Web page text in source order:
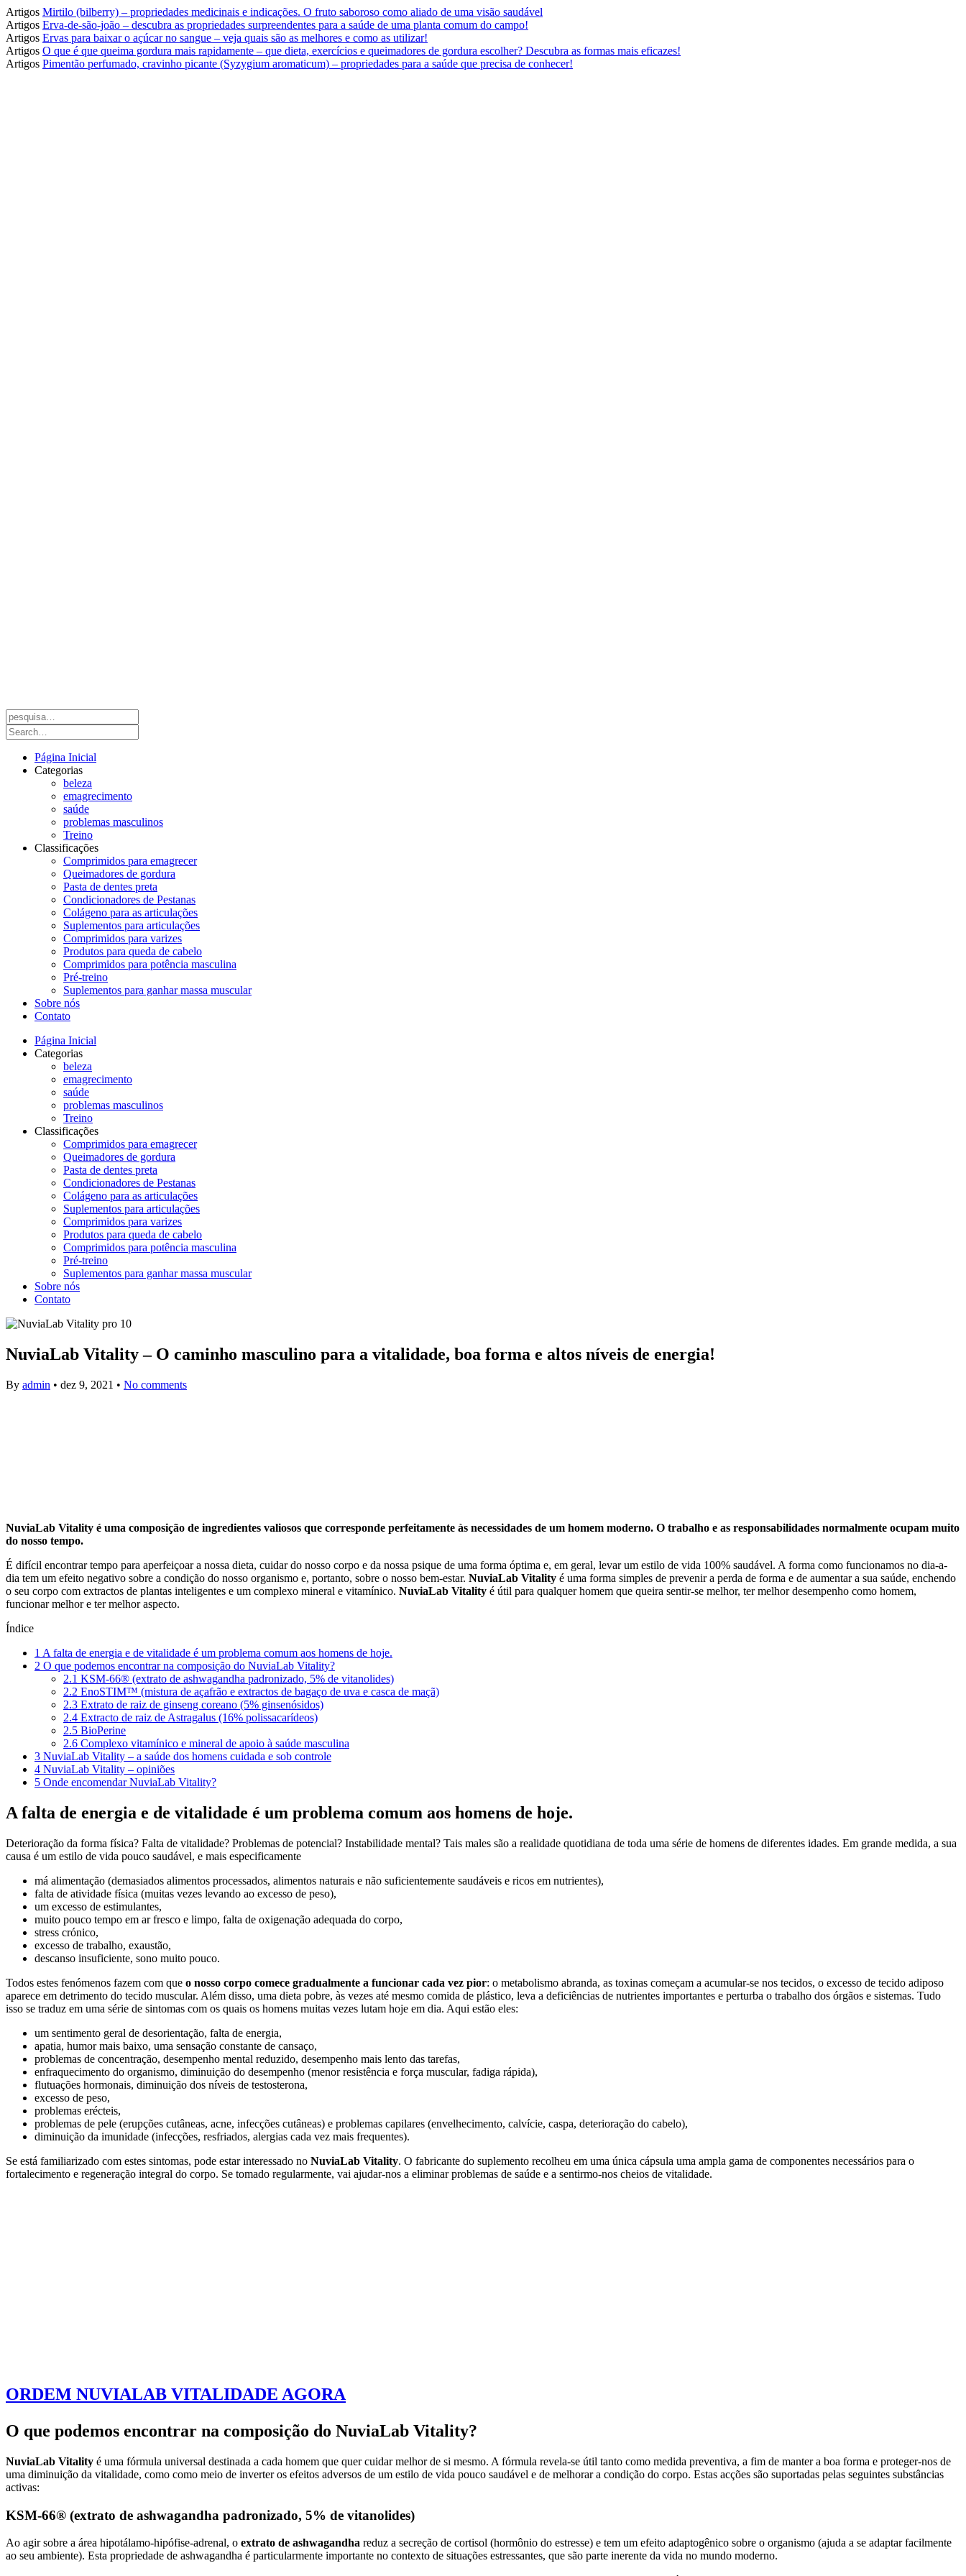
Artigos Mirtilo (bilberry) – propriedades medicinais e indicações. O fruto saboroso como aliado de uma visão saudável
Artigos Erva-de-são-joão – descubra as propriedades surpreendentes para a saúde de uma planta comum do campo!
Artigos Ervas para baixar o açúcar no sangue – veja quais são as melhores e como as utilizar!
Artigos O que é que queima gordura mais rapidamente – que dieta, exercícios e queimadores de gordura escolher? Descubra as formas mais eficazes!
Artigos Pimentão perfumado, cravinho picante (Syzygium aromaticum) – propriedades para a saúde que precisa de conhecer!
Página Inicial
Categorias
beleza
emagrecimento
saúde
problemas masculinos
Treino
Classificações
Comprimidos para emagrecer
Queimadores de gordura
Pasta de dentes preta
Condicionadores de Pestanas
Colágeno para as articulações
Suplementos para articulações
Comprimidos para varizes
Produtos para queda de cabelo
Comprimidos para potência masculina
Pré-treino
Suplementos para ganhar massa muscular
Sobre nós
Contato
Página Inicial
Categorias
beleza
emagrecimento
saúde
problemas masculinos
Treino
Classificações
Comprimidos para emagrecer
Queimadores de gordura
Pasta de dentes preta
Condicionadores de Pestanas
Colágeno para as articulações
Suplementos para articulações
Comprimidos para varizes
Produtos para queda de cabelo
Comprimidos para potência masculina
Pré-treino
Suplementos para ganhar massa muscular
Sobre nós
Contato
NuviaLab Vitality – O caminho masculino para a vitalidade, boa forma e altos níveis de energia!
By admin • dez 9, 2021 • No comments
NuviaLab Vitality é uma composição de ingredientes valiosos que corresponde perfeitamente às necessidades de um homem moderno. O trabalho e as responsabilidades normalmente ocupam muito
do nosso tempo.
É difícil encontrar tempo para aperfeiçoar a nossa dieta, cuidar do nosso corpo e da nossa psique de uma forma óptima e, em geral, levar um estilo de vida 100% saudável. A forma como funcionamos no dia-a-
dia tem um efeito negativo sobre a condição do nosso organismo e, portanto, sobre o nosso bem-estar. NuviaLab Vitality é uma forma simples de prevenir a perda de forma e de aumentar a sua saúde, enchendo
o seu corpo com extractos de plantas inteligentes e um complexo mineral e vitamínico. NuviaLab Vitality é útil para qualquer homem que queira sentir-se melhor, ter melhor desempenho como homem,
funcionar melhor e ter melhor aspecto.
Índice
1 A falta de energia e de vitalidade é um problema comum aos homens de hoje.
2 O que podemos encontrar na composição do NuviaLab Vitality?
2.1 KSM-66® (extrato de ashwagandha padronizado, 5% de vitanolides)
2.2 EnoSTIM™ (mistura de açafrão e extractos de bagaço de uva e casca de maçã)
2.3 Extrato de raiz de ginseng coreano (5% ginsenósidos)
2.4 Extracto de raiz de Astragalus (16% polissacarídeos)
2.5 BioPerine
2.6 Complexo vitamínico e mineral de apoio à saúde masculina
3 NuviaLab Vitality – a saúde dos homens cuidada e sob controle
4 NuviaLab Vitality – opiniões
5 Onde encomendar NuviaLab Vitality?
A falta de energia e de vitalidade é um problema comum aos homens de hoje.
Deterioração da forma física? Falta de vitalidade? Problemas de potencial? Instabilidade mental? Tais males são a realidade quotidiana de toda uma série de homens de diferentes idades. Em grande medida, a sua
causa é um estilo de vida pouco saudável, e mais especificamente
má alimentação (demasiados alimentos processados, alimentos naturais e não suficientemente saudáveis e ricos em nutrientes),
falta de atividade física (muitas vezes levando ao excesso de peso),
um excesso de estimulantes,
muito pouco tempo em ar fresco e limpo, falta de oxigenação adequada do corpo,
stress crónico,
excesso de trabalho, exaustão,
descanso insuficiente, sono muito pouco.
Todos estes fenómenos fazem com que o nosso corpo comece gradualmente a funcionar cada vez pior: o metabolismo abranda, as toxinas começam a acumular-se nos tecidos, o excesso de tecido adiposo
aparece em detrimento do tecido muscular. Além disso, uma dieta pobre, às vezes até mesmo comida de plástico, leva a deficiências de nutrientes importantes e perturba o trabalho dos órgãos e sistemas. Tudo
isso se traduz em uma série de sintomas com os quais os homens muitas vezes lutam hoje em dia. Aqui estão eles:
um sentimento geral de desorientação, falta de energia,
apatia, humor mais baixo, uma sensação constante de cansaço,
problemas de concentração, desempenho mental reduzido, desempenho mais lento das tarefas,
enfraquecimento do organismo, diminuição do desempenho (menor resistência e força muscular, fadiga rápida),
flutuações hormonais, diminuição dos níveis de testosterona,
excesso de peso,
problemas erécteis,
problemas de pele (erupções cutâneas, acne, infecções cutâneas) e problemas capilares (envelhecimento, calvície, caspa, deterioração do cabelo),
diminuição da imunidade (infecções, resfriados, alergias cada vez mais frequentes).
Se está familiarizado com estes sintomas, pode estar interessado no NuviaLab Vitality. O fabricante do suplemento recolheu em uma única cápsula uma ampla gama de componentes necessários para o
fortalecimento e regeneração integral do corpo. Se tomado regularmente, vai ajudar-nos a eliminar problemas de saúde e a sentirmo-nos cheios de vitalidade.
ORDEM NUVIALAB VITALIDADE AGORA
O que podemos encontrar na composição do NuviaLab Vitality?
NuviaLab Vitality é uma fórmula universal destinada a cada homem que quer cuidar melhor de si mesmo. A fórmula revela-se útil tanto como medida preventiva, a fim de manter a boa forma e proteger-nos de
uma diminuição da vitalidade, como como meio de inverter os efeitos adversos de um estilo de vida pouco saudável e de melhorar a condição do corpo. Estas acções são suportadas pelas seguintes substâncias
activas:
KSM-66® (extrato de ashwagandha padronizado, 5% de vitanolides)
Ao agir sobre a área hipotálamo-hipófise-adrenal, o extrato de ashwagandha reduz a secreção de cortisol (hormônio do estresse) e tem um efeito adaptogênico sobre o organismo (ajuda a se adaptar facilmente
ao seu ambiente). Esta propriedade de ashwagandha é particularmente importante no contexto de situações estressantes, que são parte inerente da vida no mundo moderno.